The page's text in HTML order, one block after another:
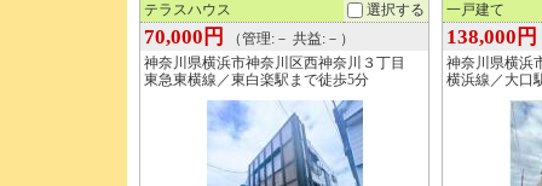
テラスハウス 選択する
70,000円
（管理:－ 共益:－）
神奈川県横浜市神奈川区西神奈川３丁目
東急東横線／東白楽駅まで徒歩5分
一戸建て
138,000円
神奈川県横浜
横浜線／大口